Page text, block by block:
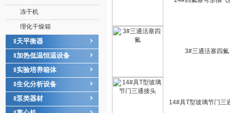
冻干机
理化干燥箱
天平衡器
加热低温恒温设备
实验培养箱体
生化分析设备
泵类器材
3#三通活塞四氟
14#具T型玻璃节门三